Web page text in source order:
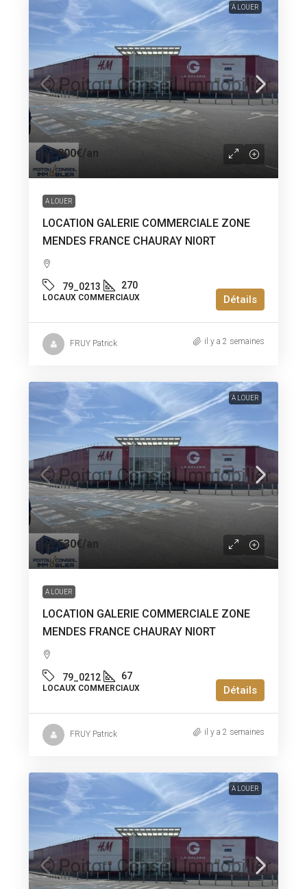
A LOUER
37 800€/an
A LOUER
LOCATION GALERIE COMMERCIALE ZONE
MENDES FRANCE CHAURAY NIORT
79_0213 270
LOCAUX COMMERCIAUX Détails
FRUY Patrick il y a 2 semaines
A LOUER
39 530€/an
A LOUER
LOCATION GALERIE COMMERCIALE ZONE
MENDES FRANCE CHAURAY NIORT
79_0212 67
LOCAUX COMMERCIAUX Détails
FRUY Patrick il y a 2 semaines
A LOUER